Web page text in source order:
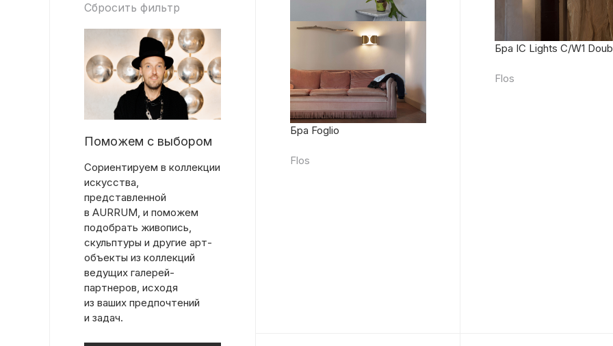
Сбросить фильтр
Поможем с выбором
Сориентируем в коллекции
искусства,
представленной
в AURRUM, и поможем
подобрать живопись,
скульптуры и другие арт-
объекты из коллекций
ведущих галерей-
партнеров, исходя
из ваших предпочтений
и задач.
Бра Foglio
Flos
Бра IC Lights C/W1
Flos